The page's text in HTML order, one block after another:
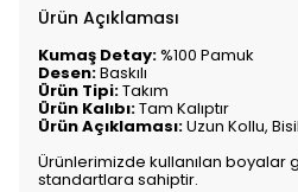
Ürün Açıklaması
Kumaş Detay:%100 Pamuk
Desen:Baskılı
Ürün Tipi:Takım
Ürün Kalıbı:Tam Kalıptır
Ürün Açıklaması:Uzun Kollu,
Ürünlerimizde kullanılan boyalar
standartlara sahiptir.